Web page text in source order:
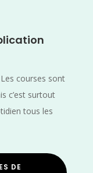
courses sont
c’est surtout
tous les
DE